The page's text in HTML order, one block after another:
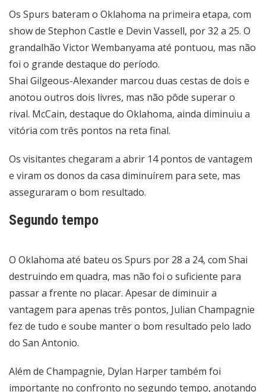
Os Spurs bateram o Oklahoma na primeira etapa, com
show de Stephon Castle e Devin Vassell, por 32 a 25. O
grandalhão Victor Wembanyama até pontuou, mas não
foi o grande destaque do período.
Shai Gilgeous-Alexander marcou duas cestas de dois e
anotou outros dois livres, mas não pôde superar o
rival. McCain, destaque do Oklahoma, ainda diminuiu a
vitória com três pontos na reta final.
Os visitantes chegaram a abrir 14 pontos de vantagem
e viram os donos da casa diminuírem para sete, mas
asseguraram o bom resultado.
Segundo tempo
O Oklahoma até bateu os Spurs por 28 a 24, com Shai
destruindo em quadra, mas não foi o suficiente para
passar a frente no placar. Apesar de diminuir a
vantagem para apenas três pontos, Julian Champagnie
fez de tudo e soube manter o bom resultado pelo lado
do San Antonio.
Além de Champagnie, Dylan Harper também foi
importante no confronto no segundo tempo, anotando